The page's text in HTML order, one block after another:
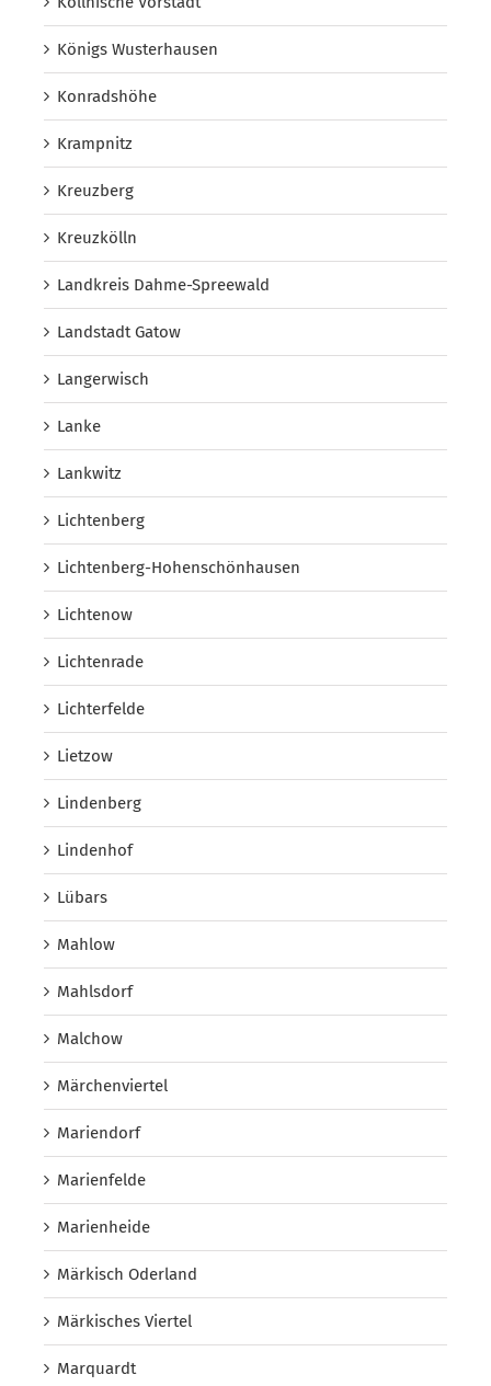
Königs Wusterhausen
Konradshöhe
Krampnitz
Kreuzberg
Kreuzkölln
Landkreis Dahme-Spreewald
Landstadt Gatow
Langerwisch
Lanke
Lankwitz
Lichtenberg
Lichtenberg-Hohenschönhausen
Lichtenow
Lichtenrade
Lichterfelde
Lietzow
Lindenberg
Lindenhof
Lübars
Mahlow
Mahlsdorf
Malchow
Märchenviertel
Mariendorf
Marienfelde
Marienheide
Märkisch Oderland
Märkisches Viertel
Marquardt